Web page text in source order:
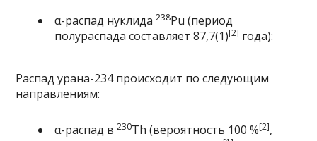
α-распад нуклида238Pu (период
полураспада составляет 87,7(1)[2] года):
Распад урана-234 происходит по следующим
направлениям:
α-распад в230Th (вероятность 100 %[2],